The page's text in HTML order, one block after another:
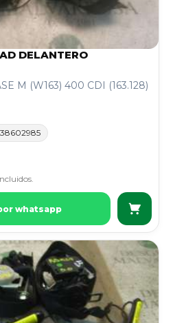
DELANTERO
M (W163) 400 CDI (163.128)
whatsapp